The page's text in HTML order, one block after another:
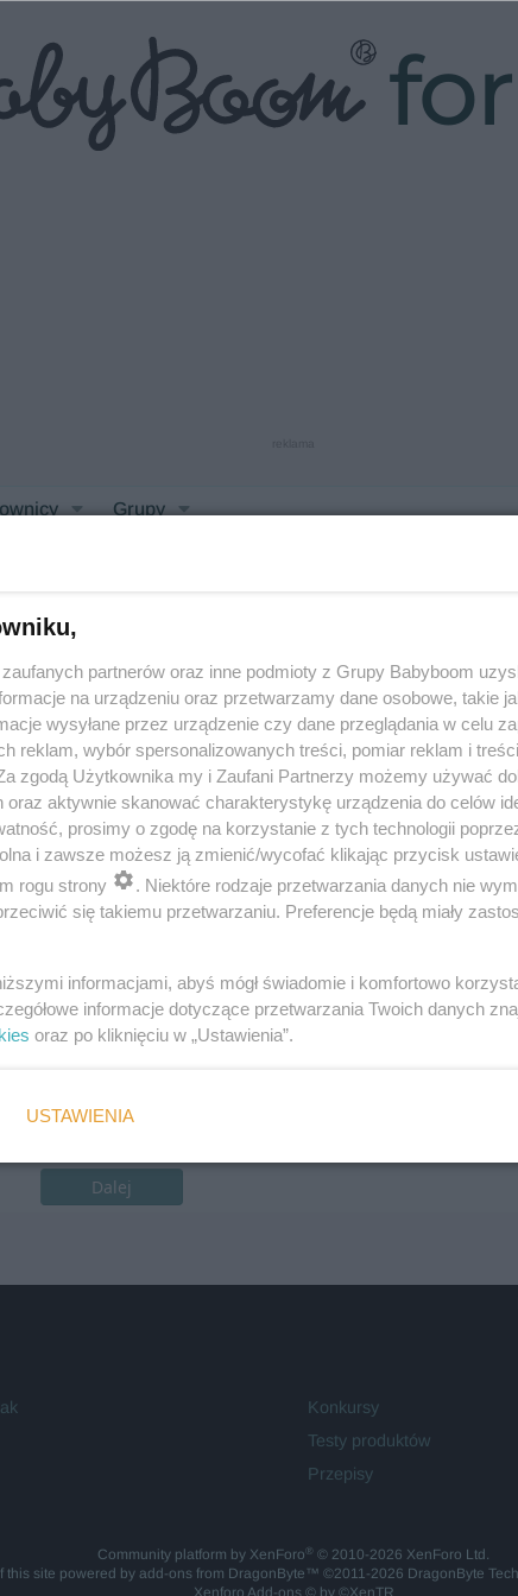
Grupy
przygotuje mleko w kilka sekund? Opowiedz historię
reklama
Dalej
Konkursy
Testy produktów
Przepisy
Community platform by XenForo® © 2010-2026 XenForo Ltd.
this site powered by add-ons from DragonByte™ ©2011-2026 DragonByte
Xenforo Add-ons© by ©XenTR
partnerów oraz inne podmioty z Grupy Babyboom
na urządzeniu oraz przetwarzamy dane osobowe, takie
wysyłane przez urządzenie czy dane przeglądania w celu
reklam, wybór spersonalizowanych treści, pomiar reklam i
zgodą Użytkownika my i Zaufani Partnerzy możemy używać
oraz aktywnie skanować charakterystykę urządzenia do celów
prosimy o zgodę na korzystanie z tych technologii
i zawsze możesz ją zmienić/wycofać klikając przycisk
rogu strony
. Niektóre rodzaje przetwarzania danych nie
się takiemu przetwarzaniu. Preferencje będą miały
informacjami, abyś mógł świadomie i komfortowo
informacje dotyczące przetwarzania Twoich danych
oraz po kliknięciu w „Ustawienia”.
USTAWIENIA